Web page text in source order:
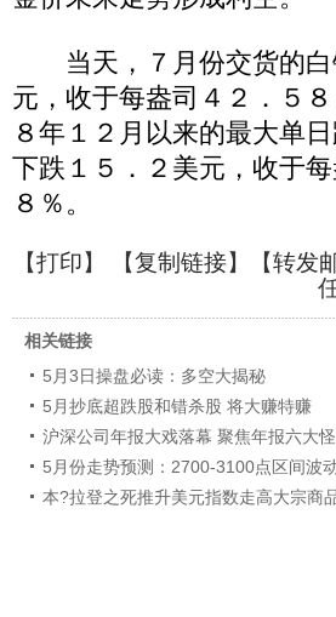
当天，７月份交货的白
元，收于每盎司４２．５
８年１２月以来的最大单
下跌１５．２美元，收于
８％。
【打印】 【复制链接】【转发
相关链接
5月3日操盘必读：多空大揭秘
5月抄底超跌股和错杀股 将大赚特赚
沪深公司年报大戏落幕 聚焦年报六大怪
5月份走势预测：2700-3100点区间波
本?拉登之死推升美元指数走高大宗商